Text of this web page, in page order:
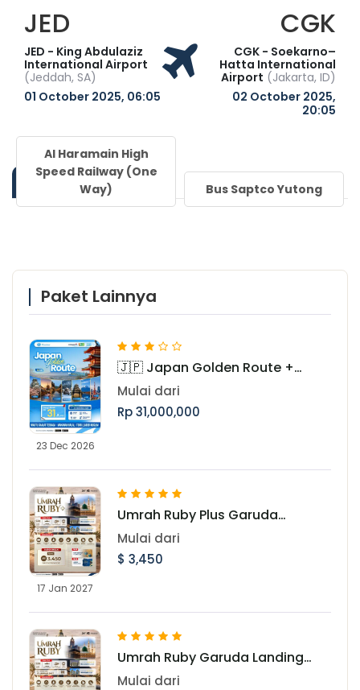
JED
JED - King Abdulaziz
International Airport
(Jeddah, SA)
01 October 2025, 06:05
CGK
CGK - Soekarno–
Hatta International
Airport (Jakarta, ID)
02 October 2025,
20:05
Transportasi
Al Haramain High
Speed Railway (One
Way)
Bus Saptco Yutong
Paket Lainnya
23 Dec 2026
🇯🇵 Japan Golden Route +
Shirakawago Periode Libur Akhir
Tahun
Mulai dari
Rp 31,000,000
17 Jan 2027
Umrah Ruby Plus Garuda
Landing Madinah 17 Januari
2027
Mulai dari
$ 3,450
Umrah Ruby Garuda Landing
Madinah 17 Januari 2027
Mulai dari